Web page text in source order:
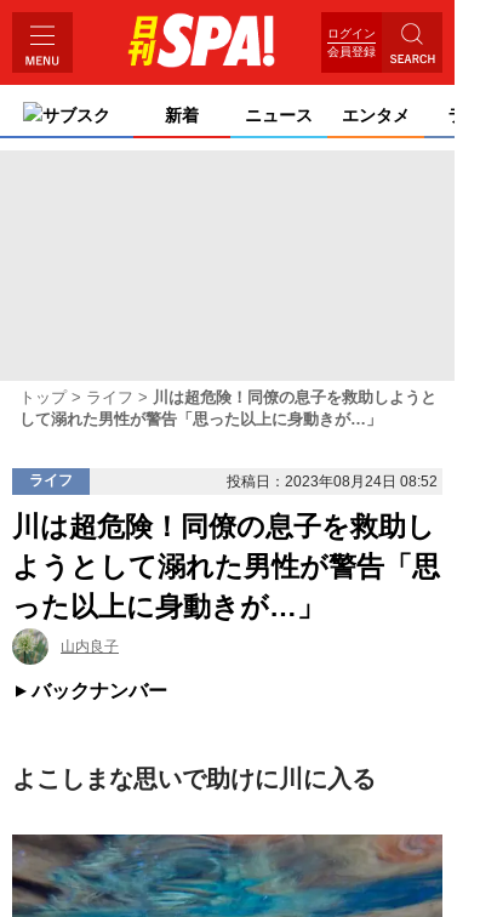
ログイン
会員登録
サブスク 新着 ニュース エンタメ ライ
トップ ライフ
川は超危険！同僚の息子を救助しようと
して溺れた男性が警告「思った以上に身動きが…」
ライフ 投稿日：2023年08月24日 08:52
川は超危険！同僚の息子を救助し
ようとして溺れた男性が警告「思
った以上に身動きが…」
山内良子
バックナンバー
よこしまな思いで助けに川に入る